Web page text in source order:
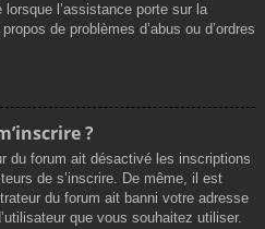
l’assistance porte sur la
de problèmes d’abus ou d’ordres
?
du forum ait désactivé les inscriptions
de s’inscrire. De même, il est
du forum ait banni votre adresse
que vous souhaitez utiliser.